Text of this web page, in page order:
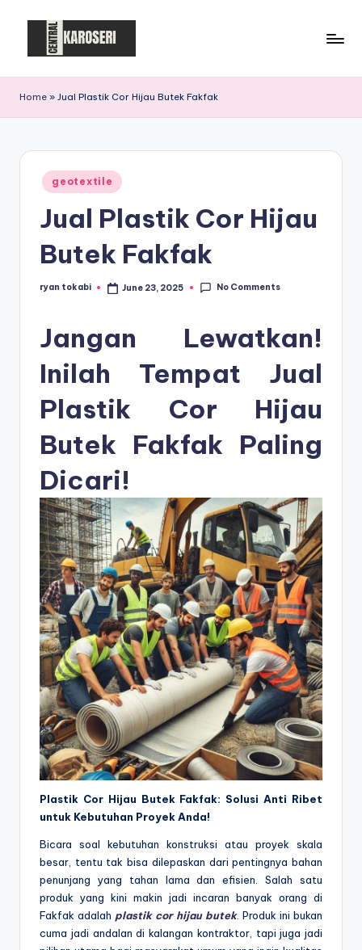
e
n
t
Home » Jual Plastik Cor Hijau Butek Fakfak
Posted
in
geotextile
Jual Plastik Cor Hijau
Butek Fakfak
Posted
ryan tokabi June 23, 2025 No Comments
Jangan Lewatkan!
Inilah Tempat Jual
Plastik Cor Hijau
Butek Fakfak Paling
Dicari!
Plastik Cor Hijau Butek Fakfak: Solusi Anti Ribet
untuk Kebutuhan Proyek Anda!
Bicara soal kebutuhan konstruksi atau proyek skala
besar, tentu tak bisa dilepaskan dari pentingnya bahan
penunjang yang tahan lama dan efisien. Salah satu
produk yang kini makin jadi incaran banyak orang di
Fakfak adalah plastik cor hijau butek. Produk ini bukan
cuma jadi andalan di kalangan kontraktor, tapi juga jadi